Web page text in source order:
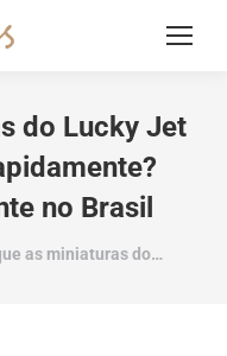
do Lucky Jet
no Brasil
as miniaturas do…